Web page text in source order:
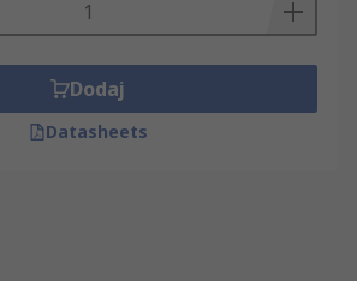
Dodaj
Datasheets